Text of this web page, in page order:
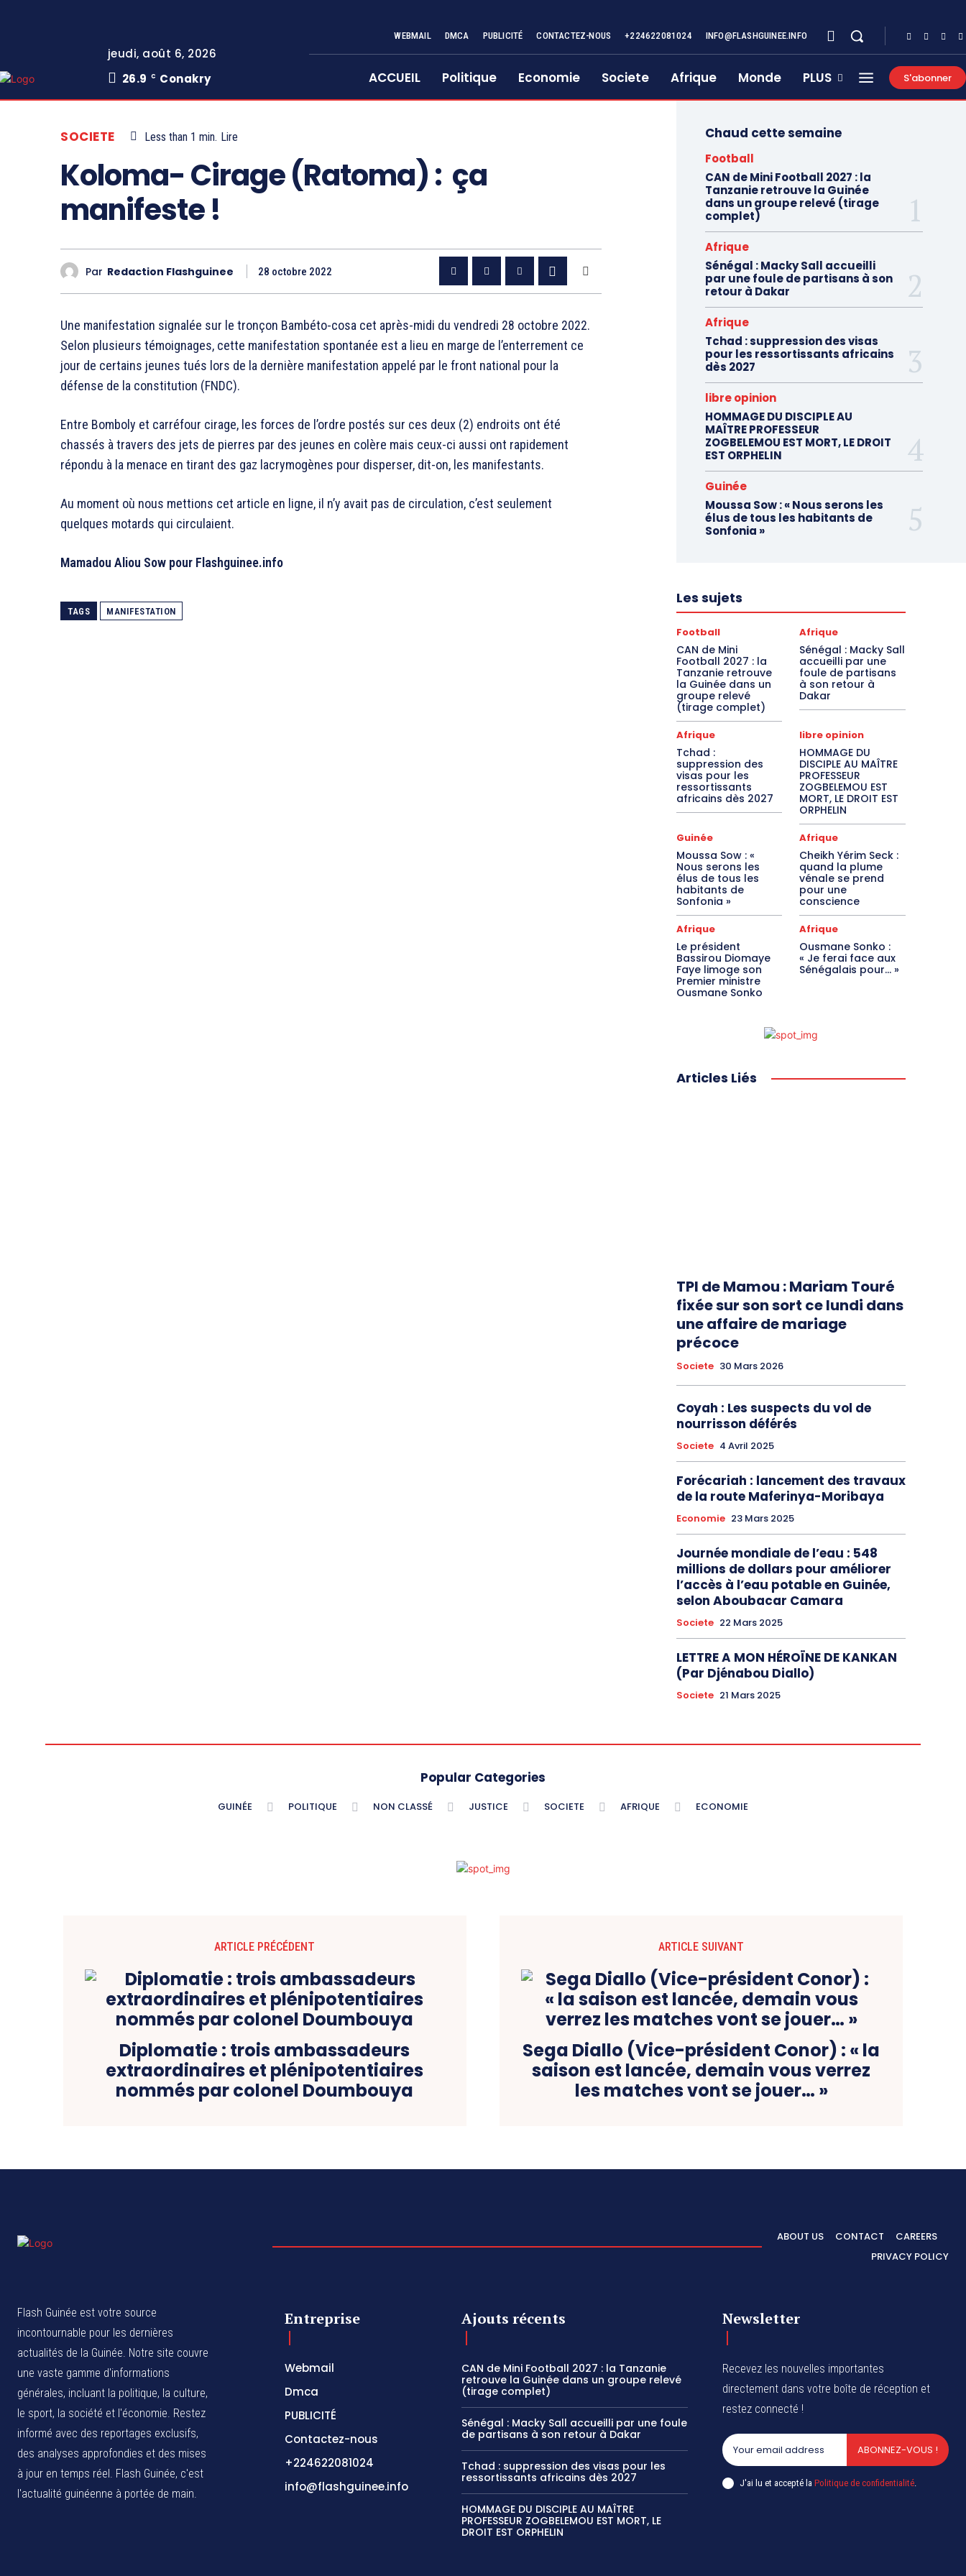
jeudi, août 6, 2026
26.9
C Conakry
WEBMAIL DMCA PUBLICITÉ CONTACTEZ-NOUS +224622081024 INFO@FLASHGUINEE.INFO
ACCUEIL Politique Economie Societe Afrique Monde PLUS S'abonner
SOCIETE Less than 1 min. Lire
Koloma- Cirage (Ratoma) : ça
manifeste !
Par Redaction Flashguinee 28 octobre 2022
Une manifestation signalée sur le tronçon Bambéto-cosa cet après-midi du vendredi 28 octobre 2022.
Selon plusieurs témoignages, cette manifestation spontanée est a lieu en marge de l’enterrement ce
jour de certains jeunes tués lors de la dernière manifestation appelé par le front national pour la
défense de la constitution (FNDC).
Entre Bomboly et carréfour cirage, les forces de l’ordre postés sur ces deux (2) endroits ont été
chassés à travers des jets de pierres par des jeunes en colère mais ceux-ci aussi ont rapidement
répondu à la menace en tirant des gaz lacrymogènes pour disperser, dit-on, les manifestants.
Au moment où nous mettions cet article en ligne, il n’y avait pas de circulation, c’est seulement
quelques motards qui circulaient.
Mamadou Aliou Sow pour Flashguinee.info
TAGS MANIFESTATION
Chaud cette semaine
Football
CAN de Mini Football 2027 : la
Tanzanie retrouve la Guinée
dans un groupe relevé (tirage
complet)
Afrique
Sénégal : Macky Sall accueilli
par une foule de partisans à son
retour à Dakar
Afrique
Tchad : suppression des visas
pour les ressortissants africains
dès 2027
libre opinion
HOMMAGE DU DISCIPLE AU
MAÎTRE PROFESSEUR
ZOGBELEMOU EST MORT, LE DROIT
EST ORPHELIN
Guinée
Moussa Sow : « Nous serons les
élus de tous les habitants de
Sonfonia »
Les sujets
Football
CAN de Mini
Football 2027 : la
Tanzanie retrouve
la Guinée dans un
groupe relevé
(tirage complet)
Afrique
Sénégal : Macky Sall
accueilli par une
foule de partisans
à son retour à
Dakar
Afrique
Tchad :
suppression des
visas pour les
ressortissants
africains dès 2027
libre opinion
HOMMAGE DU
DISCIPLE AU MAÎTRE
PROFESSEUR
ZOGBELEMOU EST
MORT, LE DROIT EST
ORPHELIN
Guinée
Moussa Sow : «
Nous serons les
élus de tous les
habitants de
Sonfonia »
Afrique
Cheikh Yérim Seck :
quand la plume
vénale se prend
pour une
conscience
Afrique
Le président
Bassirou Diomaye
Faye limoge son
Premier ministre
Ousmane Sonko
Afrique
Ousmane Sonko :
« Je ferai face aux
Sénégalais pour… »
Articles Liés
TPI de Mamou : Mariam Touré
fixée sur son sort ce lundi dans
une affaire de mariage
précoce
Societe 30 Mars 2026
Coyah : Les suspects du vol de
nourrisson déférés
Societe 4 Avril 2025
Forécariah : lancement des travaux
de la route Maferinya-Moribaya
Economie 23 Mars 2025
Journée mondiale de l’eau : 548
millions de dollars pour améliorer
l’accès à l’eau potable en Guinée,
selon Aboubacar Camara
Societe 22 Mars 2025
LETTRE A MON HÉROÏNE DE KANKAN
(Par Djénabou Diallo)
Societe 21 Mars 2025
Popular Categories
GUINÉE POLITIQUE NON CLASSÉ JUSTICE SOCIETE AFRIQUE ECONOMIE
ARTICLE PRÉCÉDENT
Diplomatie : trois ambassadeurs
extraordinaires et plénipotentiaires
nommés par colonel Doumbouya
ARTICLE SUIVANT
Sega Diallo (Vice-président Conor) : « la
saison est lancée, demain vous verrez
les matches vont se jouer… »
ABOUT US CONTACT
CAREERS
PRIVACY POLICY
Flash Guinée est votre source
incontournable pour les dernières
actualités de la Guinée. Notre site couvre
une vaste gamme d'informations
générales, incluant la politique, la culture,
le sport, la société et l'économie. Restez
informé avec des reportages exclusifs,
des analyses approfondies et des mises
à jour en temps réel. Flash Guinée, c'est
l'actualité guinéenne à portée de main.
Entreprise
Webmail
Dmca
PUBLICITÉ
Contactez-nous
+224622081024
info@flashguinee.info
Ajouts récents
CAN de Mini Football 2027 : la Tanzanie
retrouve la Guinée dans un groupe relevé
(tirage complet)
Sénégal : Macky Sall accueilli par une foule
de partisans à son retour à Dakar
Tchad : suppression des visas pour les
ressortissants africains dès 2027
HOMMAGE DU DISCIPLE AU MAÎTRE
PROFESSEUR ZOGBELEMOU EST MORT, LE
DROIT EST ORPHELIN
Newsletter
Recevez les nouvelles importantes
directement dans votre boîte de réception et
restez connecté !
ABONNEZ-VOUS !
J'ai lu et accepté laPolitique de confidentialité